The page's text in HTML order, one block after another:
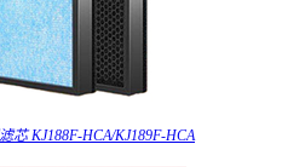
芯 KJ188F-HCA/KJ189F-HCA